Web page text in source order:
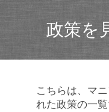
政策を
こちらは、マ
れた政策の一覧